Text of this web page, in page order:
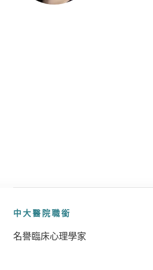
中大醫院職銜
名譽臨床心理學家